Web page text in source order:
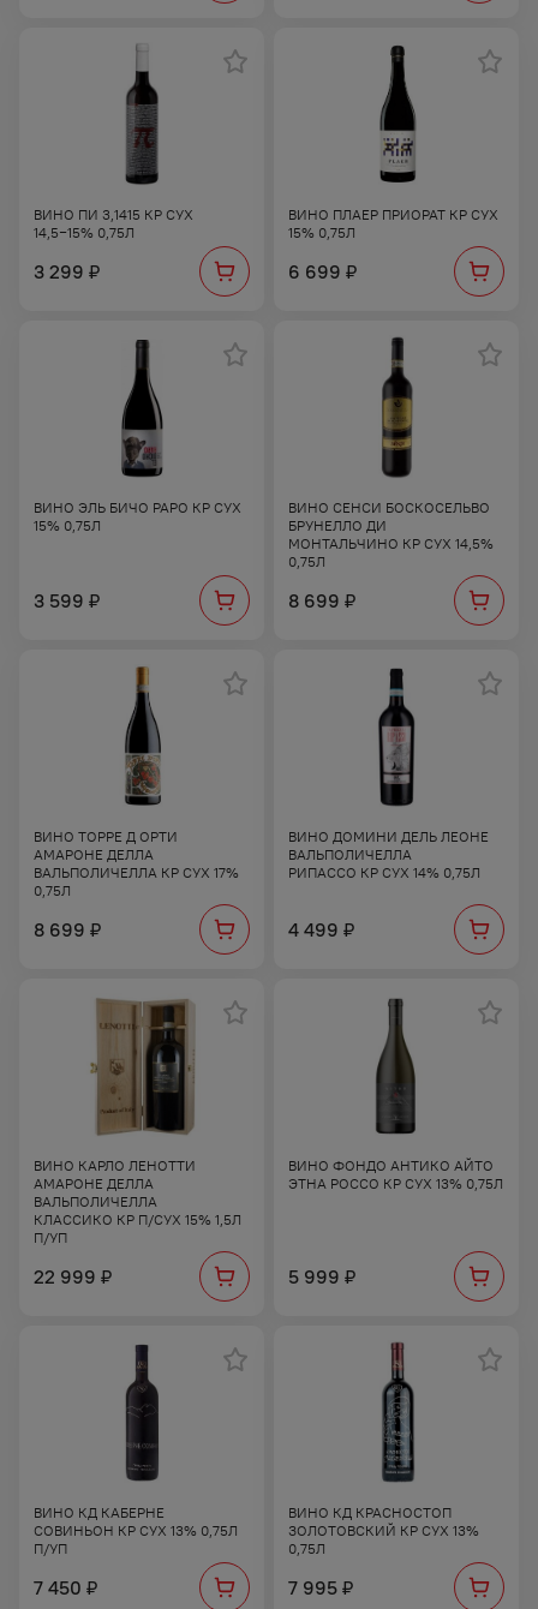
ВИНО ПИ 3,1415 КР СУХ
14,5−15% 0,75Л
3 299 ₽
ВИНО ПЛАЕР ПРИОРАТ КР СУХ
15% 0,75Л
6 699 ₽
ВИНО ЭЛЬ БИЧО РАРО КР СУХ
15% 0,75Л
3 599 ₽
ВИНО СЕНСИ БОСКОСЕЛЬВО
БРУНЕЛЛО ДИ
МОНТАЛЬЧИНО КР СУХ 14,5%
0,75Л
8 699 ₽
ВИНО ТОРРЕ Д ОРТИ
АМАРОНЕ ДЕЛЛА
ВАЛЬПОЛИЧЕЛЛА КР СУХ 17%
0,75Л
8 699 ₽
ВИНО ДОМИНИ ДЕЛЬ ЛЕОНЕ
ВАЛЬПОЛИЧЕЛЛА
РИПАССО КР СУХ 14% 0,75Л
4 499 ₽
ВИНО КАРЛО ЛЕНОТТИ
АМАРОНЕ ДЕЛЛА
ВАЛЬПОЛИЧЕЛЛА
КЛАССИКО КР П/СУХ 15% 1,5Л
П/УП
22 999 ₽
ВИНО ФОНДО АНТИКО АЙТО
ЭТНА РОССО КР СУХ 13% 0,75Л
5 999 ₽
ВИНО КД КАБЕРНЕ
СОВИНЬОН КР СУХ 13% 0,75Л
П/УП
7 450 ₽
ВИНО КД КРАСНОСТОП
ЗОЛОТОВСКИЙ КР СУХ 13%
0,75Л
7 995 ₽